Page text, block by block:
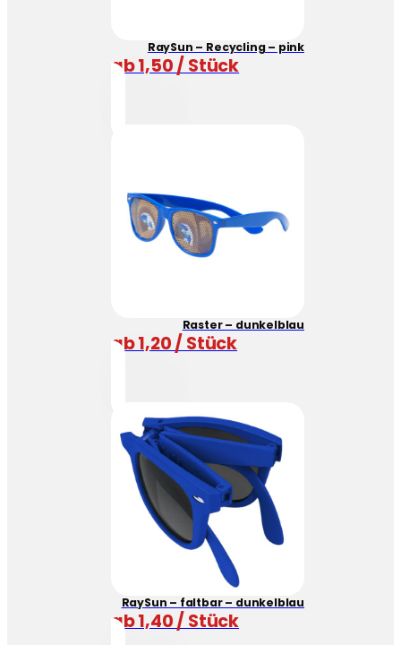
RaySun – Recycling – pink
ab 1,50 / Stück
Raster – dunkelblau
ab 1,20 / Stück
RaySun – faltbar – dunkelblau
ab 1,40 / Stück